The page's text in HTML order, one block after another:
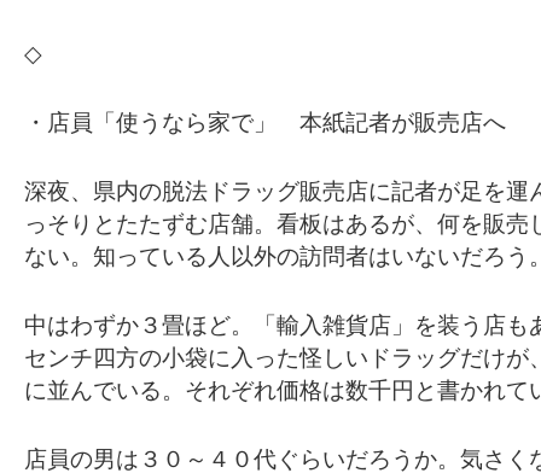
◇
・店員「使うなら家で」 本紙記者が販売店へ
深夜、県内の脱法ドラッグ販売店に記者が足を運
っそりとたたずむ店舗。看板はあるが、何を販
ない。知っている人以外の訪問者はいないだろう
中はわずか３畳ほど。「輸入雑貨店」を装う店も
センチ四方の小袋に入った怪しいドラッグだけが
に並んでいる。それぞれ価格は数千円と書かれて
店員の男は３０～４０代ぐらいだろうか。気さく